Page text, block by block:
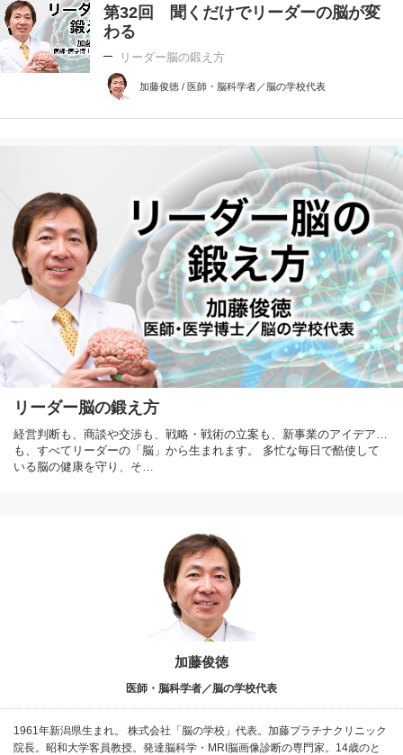
第32回 聞くだけでリーダーの脳が変
わる
リーダー脳の鍛え方
加藤俊徳 / 医師・脳科学者／脳の学校代表
リーダー脳の鍛え方
経営判断も、商談や交渉も、戦略・戦術の立案も、新事業のアイデア…
も、すべてリーダーの「脳」から生まれます。 多忙な毎日で酷使して
いる脳の健康を守り、そ…
加藤俊徳
医師・脳科学者／脳の学校代表
1961年新潟県生まれ。 株式会社「脳の学校」代表。加藤プラチナクリニック
院長。昭和大学客員教授。発達脳科学・MRI脳画像診断の専門家。14歳のと